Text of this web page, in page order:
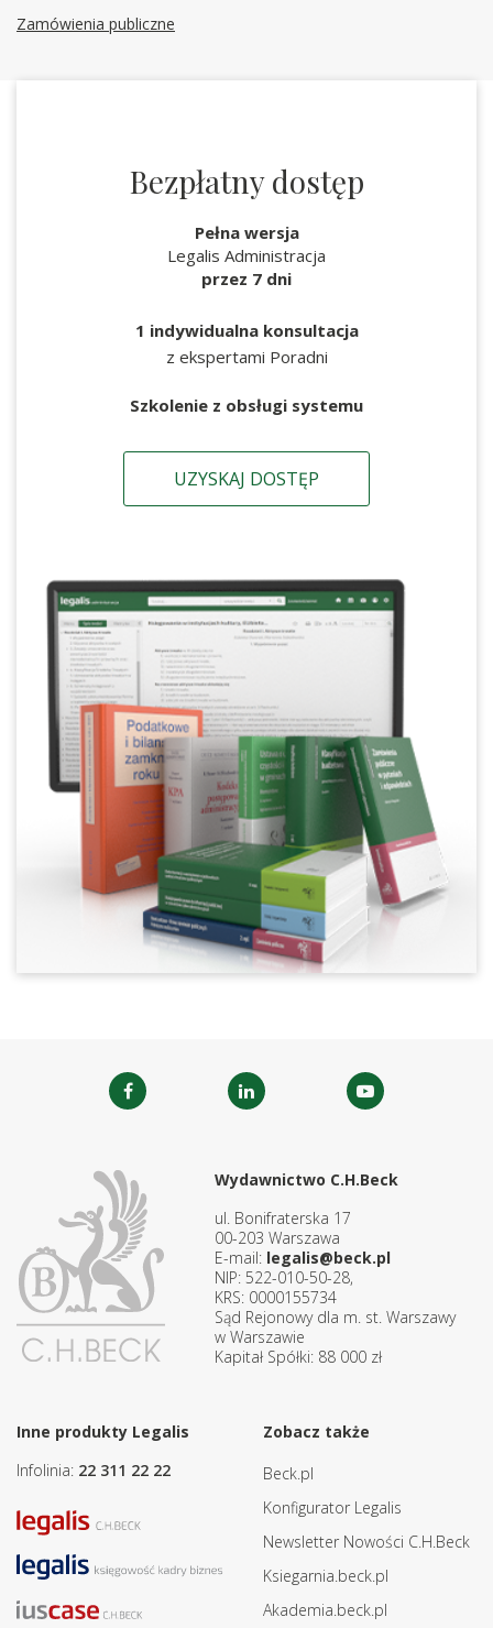
Zamówienia publiczne
Bezpłatny dostęp
Pełna wersja
Legalis Administracja
przez 7 dni
1 indywidualna konsultacja
z ekspertami Poradni
Szkolenie z obsługi systemu
UZYSKAJ DOSTĘP
Wydawnictwo C.H.Beck
ul. Bonifraterska 17
00-203 Warszawa
E-mail: legalis@beck.pl
NIP: 522-010-50-28,
KRS: 0000155734
Sąd Rejonowy dla m. st. Warszawy
w Warszawie
Kapitał Spółki: 88 000 zł
Inne produkty Legalis
Infolinia: 22 311 22 22
Zobacz także
Beck.pl
Konfigurator Legalis
Newsletter Nowości C.H.Beck
Ksiegarnia.beck.pl
Akademia.beck.pl